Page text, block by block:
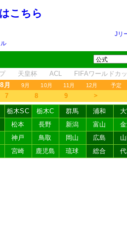
こちら
Jリ
天皇杯 ACL FIFAワールドカ
8月 9月 10月 11月 12月 予定
7 8 9 ＞
栃木SC 栃木C 群馬 浦和
松本 長野 新潟 富山
神戸 鳥取 岡山 広島
宮崎 鹿児島 琉球 総合